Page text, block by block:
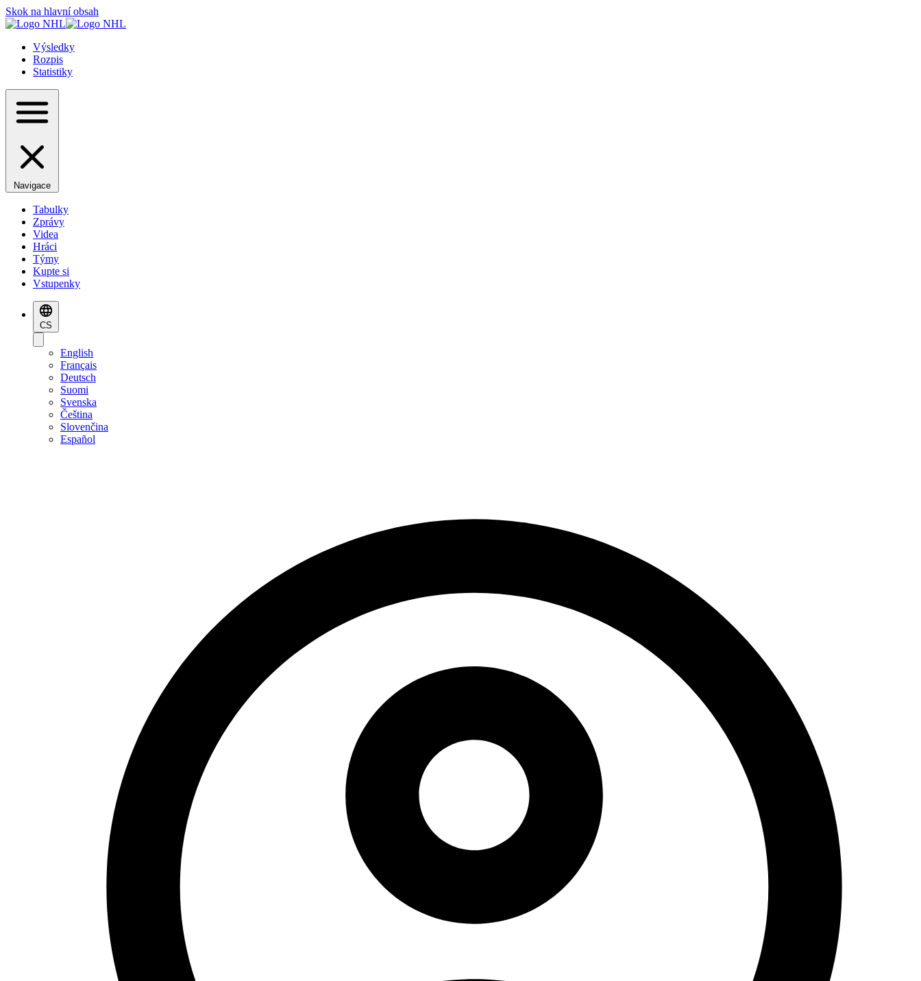
Skok na hlavní obsah
Výsledky
Rozpis
Statistiky
Navigace
Tabulky
Zprávy
Videa
Hráci
Týmy
Kupte si
Vstupenky
CS
English
Français
Deutsch
Suomi
Svenska
Čeština
Slovenčina
Español